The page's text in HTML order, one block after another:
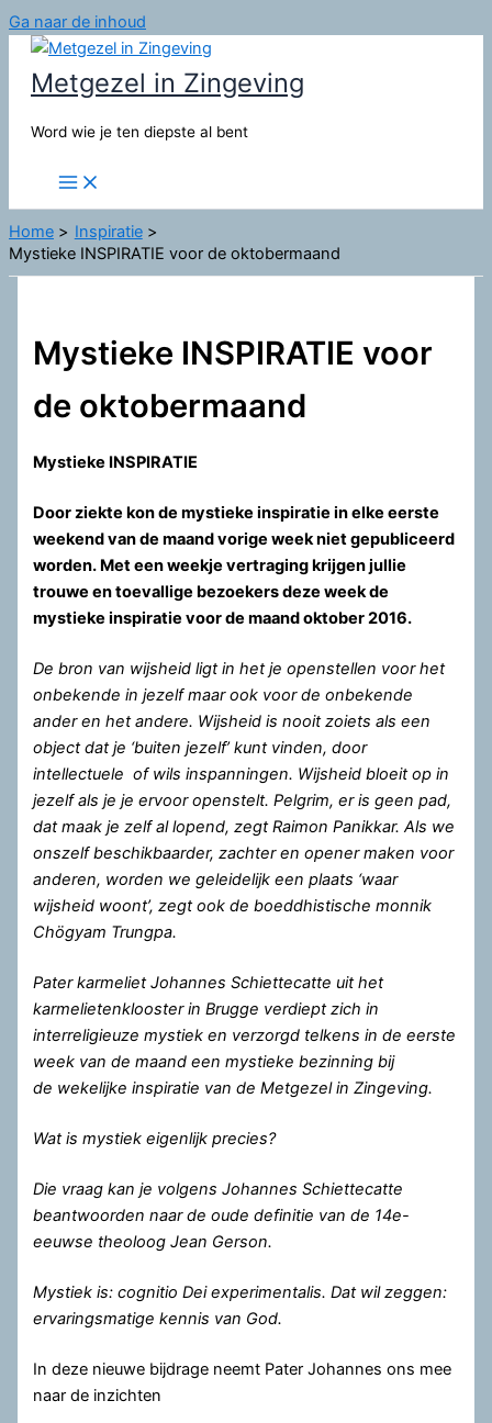
Ga naar de inhoud
Metgezel in Zingeving
Word wie je ten diepste al bent
Home
Inspiratie
Mystieke INSPIRATIE voor de oktobermaand
Mystieke INSPIRATIE voor
de oktobermaand
Mystieke INSPIRATIE
Door ziekte kon de mystieke inspiratie in elke eerste
weekend van de maand vorige week niet gepubliceerd
worden. Met een weekje vertraging krijgen jullie
trouwe en toevallige bezoekers deze week de
mystieke inspiratie voor de maand oktober 2016.
De bron van wijsheid ligt in het je openstellen voor het
onbekende in jezelf maar ook voor de onbekende
ander en het andere. Wijsheid is nooit zoiets als een
object dat je ‘buiten jezelf’ kunt vinden, door
intellectuele of wils inspanningen. Wijsheid bloeit op in
jezelf als je je ervoor openstelt. Pelgrim, er is geen pad,
dat maak je zelf al lopend, zegt Raimon Panikkar. Als we
onszelf beschikbaarder, zachter en opener maken voor
anderen, worden we geleidelijk een plaats ‘waar
wijsheid woont’, zegt ook de boeddhistische monnik
Chögyam Trungpa.
Pater karmeliet Johannes Schiettecatte uit het
karmelietenklooster in Brugge verdiept zich in
interreligieuze mystiek en verzorgd telkens in de eerste
week van de maand een mystieke bezinning bij
de wekelijke inspiratie van de Metgezel in Zingeving.
Wat is mystiek eigenlijk precies?
Die vraag kan je volgens Johannes Schiettecatte
beantwoorden naar de oude definitie van de 14e-
eeuwse theoloog Jean Gerson.
Mystiek is: cognitio Dei experimentalis. Dat wil zeggen:
ervaringsmatige kennis van God.
In deze nieuwe bijdrage neemt Pater Johannes ons mee
naar de inzichten